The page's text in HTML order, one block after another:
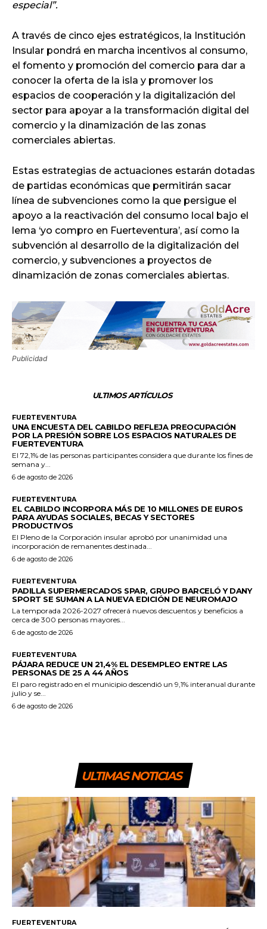
especial”.
A través de cinco ejes estratégicos, la Institución
Insular pondrá en marcha incentivos al consumo,
el fomento y promoción del comercio para dar a
conocer la oferta de la isla y promover los
espacios de cooperación y la digitalización del
sector para apoyar a la transformación digital del
comercio y la dinamización de las zonas
comerciales abiertas.
Estas estrategias de actuaciones estarán dotadas
de partidas económicas que permitirán sacar
línea de subvenciones como la que persigue el
apoyo a la reactivación del consumo local bajo el
lema ‘yo compro en Fuerteventura’, así como la
subvención al desarrollo de la digitalización del
comercio, y subvenciones a proyectos de
dinamización de zonas comerciales abiertas.
Publicidad
ULTIMOS ARTÍCULOS
FUERTEVENTURA
UNA ENCUESTA DEL CABILDO REFLEJA PREOCUPACIÓN
POR LA PRESIÓN SOBRE LOS ESPACIOS NATURALES DE
FUERTEVENTURA
El 72,1% de las personas participantes considera que durante los fines de
semana y...
6 de agosto de 2026
FUERTEVENTURA
EL CABILDO INCORPORA MÁS DE 10 MILLONES DE EUROS
PARA AYUDAS SOCIALES, BECAS Y SECTORES
PRODUCTIVOS
El Pleno de la Corporación insular aprobó por unanimidad una
incorporación de remanentes destinada...
6 de agosto de 2026
FUERTEVENTURA
PADILLA SUPERMERCADOS SPAR, GRUPO BARCELÓ Y DANY
SPORT SE SUMAN A LA NUEVA EDICIÓN DE NEUROMAJO
La temporada 2026-2027 ofrecerá nuevos descuentos y beneficios a
cerca de 300 personas mayores...
6 de agosto de 2026
FUERTEVENTURA
PÁJARA REDUCE UN 21,4% EL DESEMPLEO ENTRE LAS
PERSONAS DE 25 A 44 AÑOS
El paro registrado en el municipio descendió un 9,1% interanual durante
julio y se...
6 de agosto de 2026
ULTIMAS NOTICIAS
FUERTEVENTURA